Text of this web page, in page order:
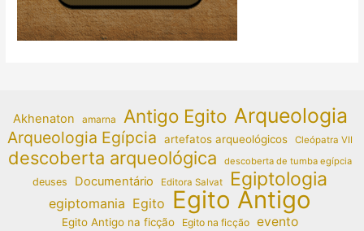
Akhenaton amarna Antigo Egito Arqueologia
Arqueologia Egípcia artefatos arqueológicos Cleópatra VII
descoberta arqueológica descoberta de tumba egípcia
deuses Documentário Editora Salvat Egiptologia
egiptomania Egito Egito Antigo
Egito Antigo na ficção Egito na ficção evento